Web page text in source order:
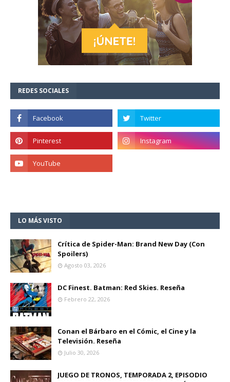
REDES SOCIALES
LO MÁS VISTO
Crítica de Spider-Man: Brand New Day (Con
Spoilers)
Agosto 03, 2026
DC Finest. Batman: Red Skies. Reseña
Febrero 22, 2026
Conan el Bárbaro en el Cómic, el Cine y la
Televisión. Reseña
Julio 30, 2026
JUEGO DE TRONOS, TEMPORADA 2, EPISODIO